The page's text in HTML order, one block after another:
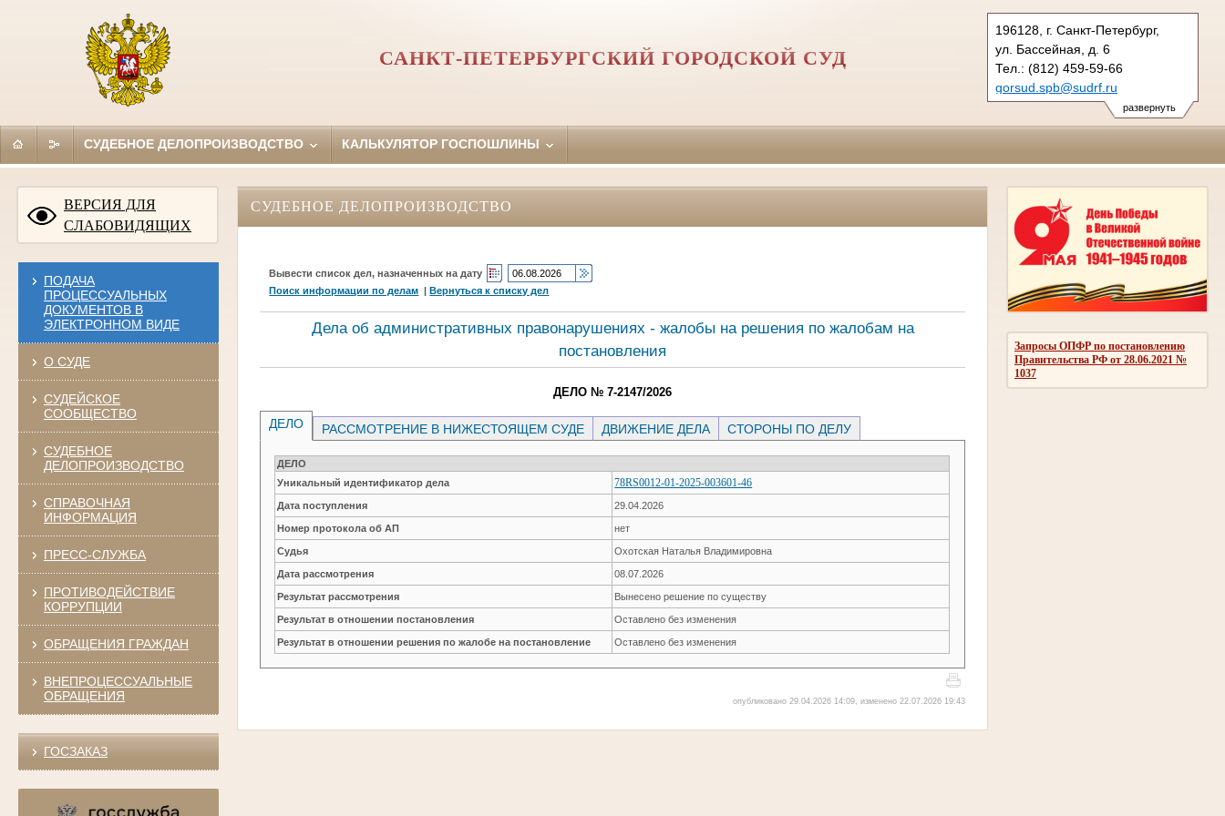
развернуть
196128, г. Санкт-Петербург,
ул. Бассейная, д. 6
Тел.: (812) 459-59-66
gorsud.spb@sudrf.ru
показать на карте
САНКТ-ПЕТЕРБУРГСКИЙ ГОРОДСКОЙ СУД
СУДЕБНОЕ ДЕЛОПРОИЗВОДСТВО КАЛЬКУЛЯТОР ГОСПОШЛИНЫ
ВЕРСИЯ ДЛЯ
СЛАБОВИДЯЩИХ
ПОДАЧА
ПРОЦЕССУАЛЬНЫХ
ДОКУМЕНТОВ В
ЭЛЕКТРОННОМ ВИДЕ
О СУДЕ
СУДЕЙСКОЕ
СООБЩЕСТВО
СУДЕБНОЕ
ДЕЛОПРОИЗВОДСТВО
СПРАВОЧНАЯ
ИНФОРМАЦИЯ
ПРЕСС-СЛУЖБА
ПРОТИВОДЕЙСТВИЕ
КОРРУПЦИИ
ОБРАЩЕНИЯ ГРАЖДАН
ВНЕПРОЦЕССУАЛЬНЫЕ
ОБРАЩЕНИЯ
ГОСЗАКАЗ
Запросы ОПФР по постановлению
Правительства РФ от 28.06.2021 №
1037
СУДЕБНОЕ ДЕЛОПРОИЗВОДСТВО
Вывести список дел, назначенных на дату
Поиск информации по делам |Вернуться к списку дел
Дела об административных правонарушениях - жалобы на решения по жалобам на
постановления
ДЕЛО № 7-2147/2026
ДЕЛО РАССМОТРЕНИЕ В НИЖЕСТОЯЩЕМ СУДЕ ДВИЖЕНИЕ ДЕЛА СТОРОНЫ ПО ДЕЛУ
ДЕЛО
Уникальный идентификатор дела
78RS0012-01-2025-003601-46
Дата поступления 29.04.2026
Номер протокола об АП нет
Судья Охотская Наталья Владимировна
Дата рассмотрения 08.07.2026
Результат рассмотрения Вынесено решение по существу
Результат в отношении постановления Оставлено без изменения
Результат в отношении решения по жалобе на постановление Оставлено без изменения
опубликовано 29.04.2026 14:09, изменено 22.07.2026 19:43